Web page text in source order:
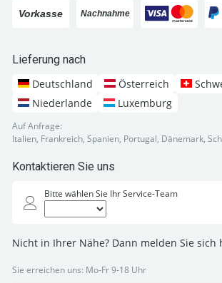
Lieferung nach
Deutschland
Österreich
Niederlande
Luxemburg
Auf Anfrage:
Italien, Frankreich, Spanien, Portugal, Dänemark,
Kontaktieren Sie uns
Bitte wählen Sie Ihr Service-Team
Nicht in Ihrer Nähe? Dann melden Sie sich
Sie erreichen uns: Mo-Fr 9-18 Uhr